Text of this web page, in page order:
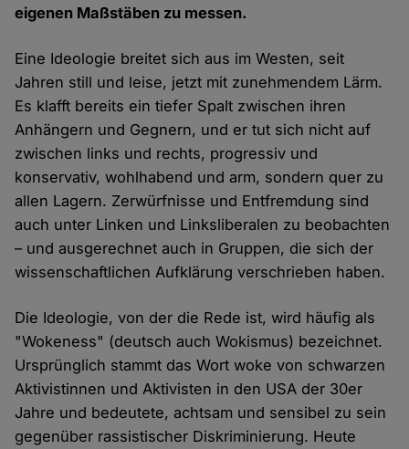
eigenen Maßstäben zu messen.
Eine Ideologie breitet sich aus im Westen, seit
Jahren still und leise, jetzt mit zunehmendem Lärm.
Es klafft bereits ein tiefer Spalt zwischen ihren
Anhängern und Gegnern, und er tut sich nicht auf
zwischen links und rechts, progressiv und
konservativ, wohlhabend und arm, sondern quer zu
allen Lagern. Zerwürfnisse und Entfremdung sind
auch unter Linken und Linksliberalen zu beobachten
– und ausgerechnet auch in Gruppen, die sich der
wissenschaftlichen Aufklärung verschrieben haben.
Die Ideologie, von der die Rede ist, wird häufig als
"Wokeness" (deutsch auch Wokismus) bezeichnet.
Ursprünglich stammt das Wort woke von schwarzen
Aktivistinnen und Aktivisten in den USA der 30er
Jahre und bedeutete, achtsam und sensibel zu sein
gegenüber rassistischer Diskriminierung. Heute